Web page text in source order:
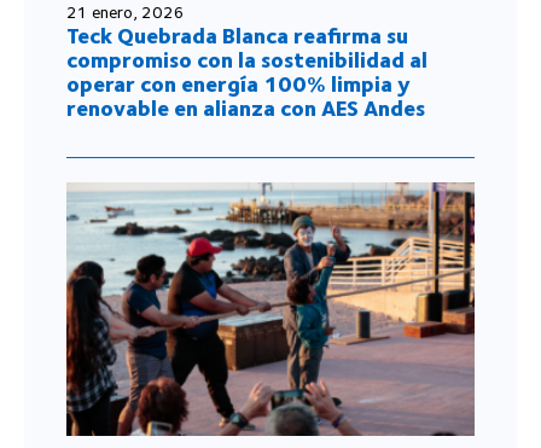
21 enero, 2026
Teck Quebrada Blanca reafirma su
compromiso con la sostenibilidad al
operar con energía 100% limpia y
renovable en alianza con AES Andes